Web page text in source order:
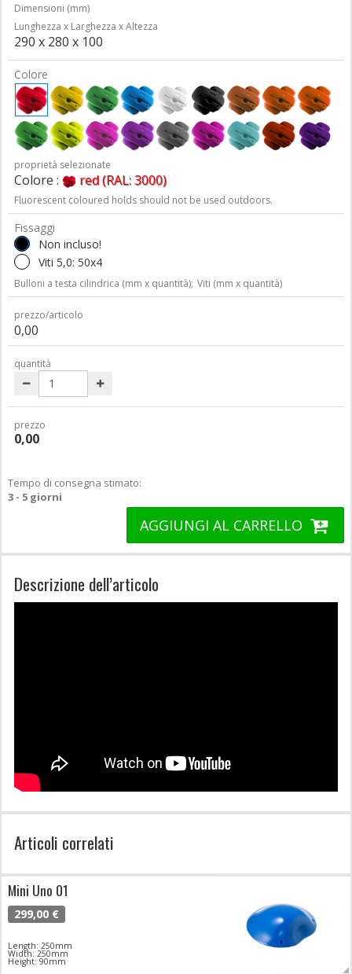
Dimensioni (mm)
Lunghezza x Larghezza x Altezza
290 x 280 x 100
Colore
proprietà selezionate
Colore : red (RAL: 3000)
Fluorescent coloured holds should not be used outdoors.
Fissaggi
Non incluso!
Viti 5,0: 50x4
Bulloni a testa cilindrica (mm x quantità); Viti (mm x quantità)
prezzo/articolo
0,00
quantità
prezzo
0,00
Tempo di consegna stimato:
3 - 5 giorni
AGGIUNGI AL CARRELLO
Descrizione dell’articolo
Articoli correlati
Mini Uno 01
299,00 €
Length: 250mm
Width: 250mm
Height: 90mm